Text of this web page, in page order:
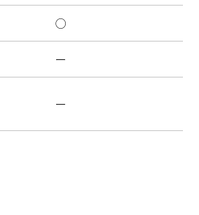
○
ー
ー